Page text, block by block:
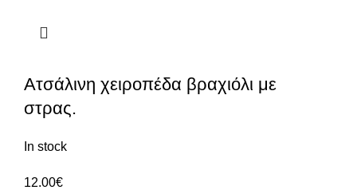
Ατσάλινη χειροπέδα βραχιόλι με
στρας.
In stock
12.00€